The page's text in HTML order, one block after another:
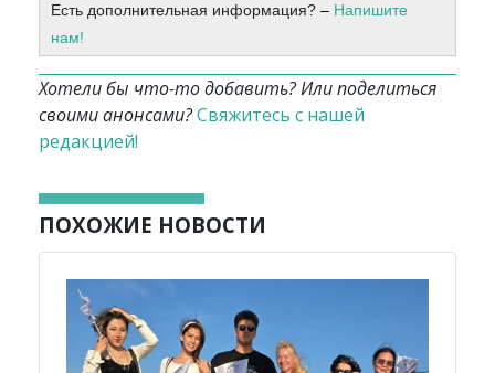
Есть дополнительная информация? – Напишите
нам!
Хотели бы что-то добавить? Или поделиться
своими анонсами?Свяжитесь с нашей
редакцией!
ПОХОЖИЕ НОВОСТИ